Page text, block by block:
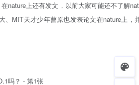
nature上还有发文，以前大家可能还不了解
、MIT天才少年曹原也发表论文在nature上，